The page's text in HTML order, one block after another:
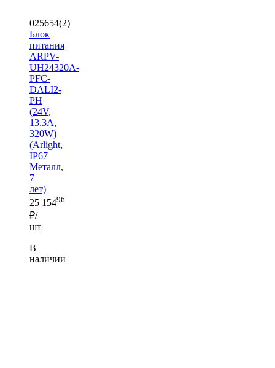
025654(2)
Блок
питания
ARPV-
UH24320A-
PFC-
DALI2-
PH
(24V,
13.3A,
320W)
(Arlight,
IP67
Металл,
7
лет)
25 15496
₽/
шт
В
наличии